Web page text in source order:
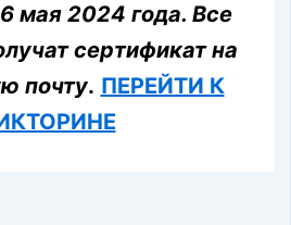
мая 2024 года. Все
сертификат на
почту. ПЕРЕЙТИ К